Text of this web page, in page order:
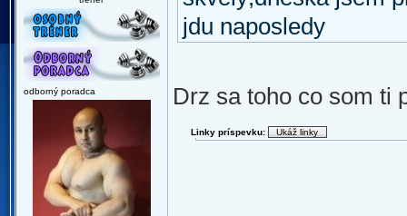
odborný poradca
jdu naposledy
Drz sa toho co som ti
Linky príspevku: